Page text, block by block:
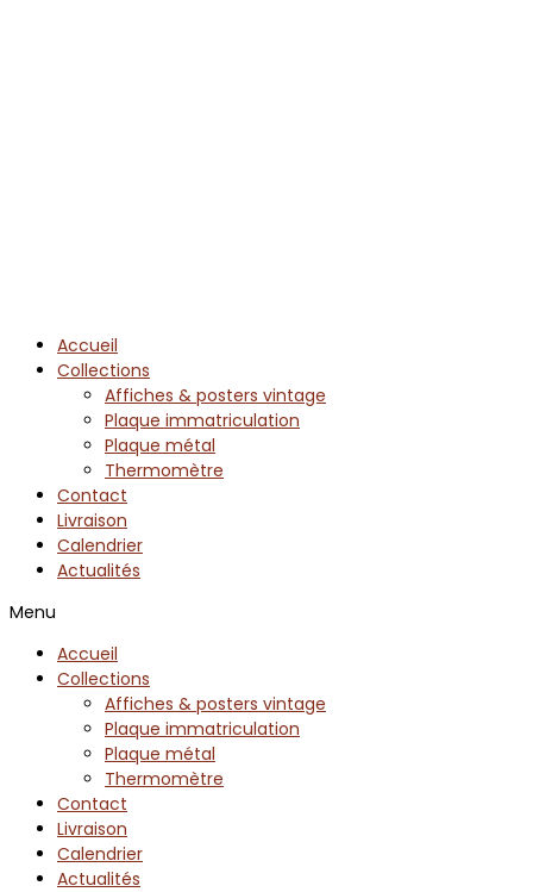
Accueil
Collections
Affiches & posters vintage
Plaque immatriculation
Plaque métal
Thermomètre
Contact
Livraison
Calendrier
Actualités
Menu
Accueil
Collections
Affiches & posters vintage
Plaque immatriculation
Plaque métal
Thermomètre
Contact
Livraison
Calendrier
Actualités